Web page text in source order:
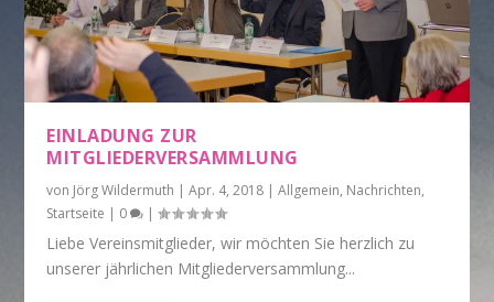
EINLADUNG ZUR
MITGLIEDERVERSAMMLUNG
von Jörg Wildermuth |Apr. 4, 2018 |Allgemein, Nachrichten,
Startseite | 0 |
Liebe Vereinsmitglieder, wir möchten Sie herzlich zu
unserer jährlichen Mitgliederversammlung...